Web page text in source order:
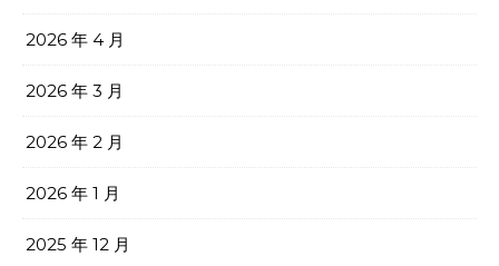
2026 年 4 月
2026 年 3 月
2026 年 2 月
2026 年 1 月
2025 年 12 月